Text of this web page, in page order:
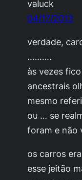
valuck
04/17/2013
verdade,
……….
às vezes
ancestrais
mesmo
ou … se
foram e não
os carros
esse jeitão